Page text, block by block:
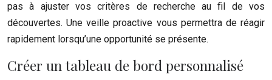
pas à ajuster vos critères de recherche au fil de vos
découvertes. Une veille proactive vous permettra de réagir
rapidement lorsqu’une opportunité se présente.
Créer un tableau de bord personnalisé